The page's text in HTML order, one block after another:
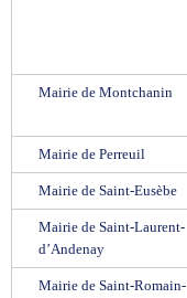
Mairie de Montchanin
Mairie de Perreuil
Mairie de Saint-Eusèbe
Mairie de Saint-Laurent-
d’Andenay
Mairie de Saint-Romain-